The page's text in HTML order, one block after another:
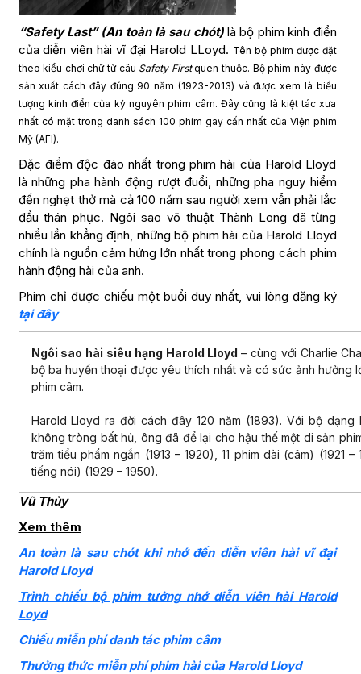
“Safety Last” (An toàn là sau chót)là bộ phim kinh điển
của diễn viên hài vĩ đại Harold LLoyd. Tên bộ phim được đặt
theo kiểu chơi chữ từ câu Safety Firstquen thuộc. Bộ phim này được
sản xuất cách đây đúng 90 năm (1923-2013) và được xem là biểu
tượng kinh điển của kỷ nguyên phim câm. Đây cũng là kiệt tác xưa
nhất có mặt trong danh sách 100 phim gay cấn nhất của Viện phim
Mỹ (AFI).
Đặc điểm độc đáo nhất trong phim hài của Harold Lloyd
là những pha hành động rượt đuổi, những pha nguy hiểm
đến nghẹt thở mà cả 100 năm sau người xem vẫn phải lắc
đầu thán phục. Ngôi sao võ thuật Thành Long đã từng
nhiều lần khẳng định, những bộ phim hài của Harold Lloyd
chính là nguồn cảm hứng lớn nhất trong phong cách phim
hành động hài của anh.
Phim chỉ được chiếu một buổi duy nhất, vui lòng đăng ký
tại đây
Ngôi sao hài siêu hạng Harold Lloyd– cùng với Charlie
bộ ba huyền thoại được yêu thích nhất và có sức ảnh hưởng
phim câm.
Harold Lloyd ra đời cách đây 120 năm (1893). Với bộ
không tròng bất hủ, ông đã để lại cho hậu thế một di sản
trăm tiểu phẩm ngắn (1913 – 1920), 11 phim dài (câm) (1921
tiếng nói) (1929 – 1950).
Vũ Thủy
Xem thêm
An toàn là sau chót khi nhớ đến diễn viên hài vĩ đại
Harold Lloyd
Trình chiếu bộ phim tưởng nhớ diễn viên hài Harold
Loyd
Chiếu miễn phí danh tác phim câm
Thưởng thức miễn phí phim hài của Harold Lloyd